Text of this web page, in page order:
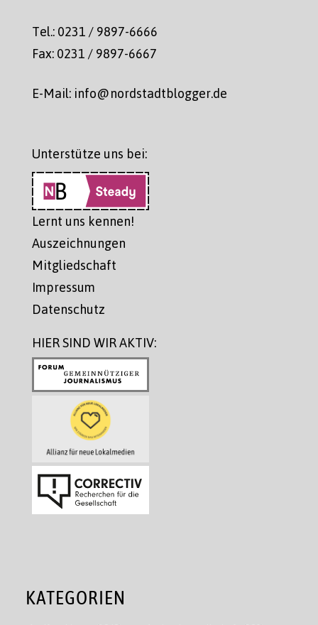
Tel.: 0231 / 9897-6666
Fax: 0231 / 9897-6667
E-Mail: info@nordstadtblogger.de
Unterstütze uns bei:
Lernt uns kennen!
Auszeichnungen
Mitgliedschaft
Impressum
Datenschutz
HIER SIND WIR AKTIV:
KATEGORIEN